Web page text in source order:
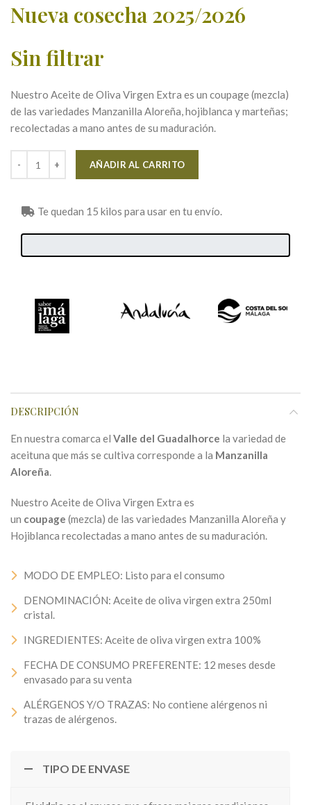
Nueva cosecha 2025/2026
Sin filtrar
Nuestro Aceite de Oliva Virgen Extra es un coupage (mezcla)
de las variedades Manzanilla Aloreña, hojiblanca y marteñas;
recolectadas a mano antes de su maduración.
AÑADIR AL CARRITO
Te quedan 15 kilos para usar en tu envío.
DESCRIPCIÓN
En nuestra comarca el Valle del Guadalhorce la variedad de
aceituna que más se cultiva corresponde a la Manzanilla
Aloreña.
Nuestro Aceite de Oliva Virgen Extra es
un coupage (mezcla) de las variedades Manzanilla Aloreña y
Hojiblanca recolectadas a mano antes de su maduración.
MODO DE EMPLEO: Listo para el consumo
DENOMINACIÓN: Aceite de oliva virgen extra 250ml
cristal.
INGREDIENTES: Aceite de oliva virgen extra 100%
FECHA DE CONSUMO PREFERENTE: 12 meses desde
envasado para su venta
ALÉRGENOS Y/O TRAZAS: No contiene alérgenos ni
trazas de alérgenos.
TIPO DE ENVASE